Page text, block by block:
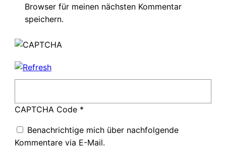
Browser für meinen nächsten Kommentar
speichern.
CAPTCHA Code*
Benachrichtige mich über nachfolgende
Kommentare via E-Mail.